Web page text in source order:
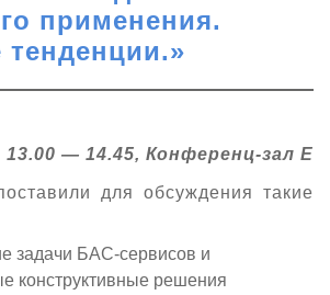
применения.
13.00 — 14.45, Конференц-зал Е
для обсуждения такие
задачи БАС-сервисов и
конструктивные решения